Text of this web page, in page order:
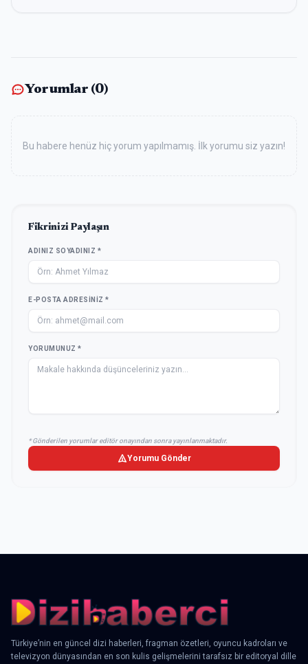
Yorumlar (0)
Bu habere henüz hiç yorum yapılmamış. İlk yorumu siz yazın!
Fikrinizi Paylaşın
ADINIZ SOYADINIZ *
E-POSTA ADRESINIZ *
YORUMUNUZ *
* Gönderilen yorumlar editör onayından sonra yayınlanmaktadır.
Yorumu Gönder
Türkiye’nin en güncel dizi haberleri, fragman özetleri, oyuncu kadroları ve
televizyon dünyasından en son kulis gelişmelerini tarafsız bir editoryal dille